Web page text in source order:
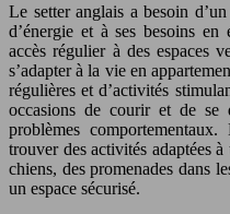
Le setter anglais a besoin
d’énergie et à ses besoins
accès régulier à des espaces
s’adapter à la vie en
régulières et d’activités
occasions de courir et de se
problèmes
trouver des activités adaptées
chiens, des promenades dans
un espace sécurisé.